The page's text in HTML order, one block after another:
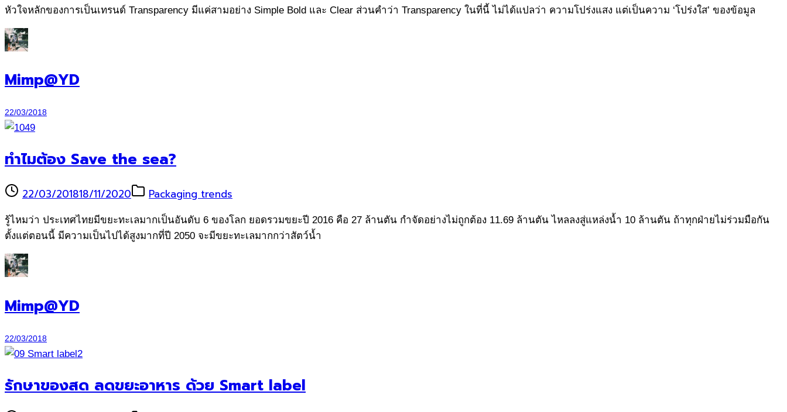
หัวใจหลักของการเป็นเทรนด์ Transparency มีแค่สามอย่าง Simple Bold และ Clear ส่วนคำว่า Transparency ในที่นี้ ไม่ได้แปลว่า ความโปร่งแสง แต่เป็นความ ‘โปร่งใส’ ของข้อมูล
Mimp@YD
22/03/2018
ทำไมต้อง Save the sea?
22/03/201818/11/2020 Packaging trends
รู้ไหมว่า ประเทศไทยมีขยะทะเลมากเป็นอันดับ 6 ของโลก ยอดรวมขยะปี 2016 คือ 27 ล้านตัน กำจัดอย่างไม่ถูกต้อง 11.69 ล้านตัน ไหลลงสู่แหล่งน้ำ 10 ล้านตัน ถ้าทุกฝ่ายไม่ร่วมมือกัน
ตั้งแต่ตอนนี้ มีความเป็นไปได้สูงมากที่ปี 2050 จะมีขยะทะเลมากกว่าสัตว์น้ำ
Mimp@YD
22/03/2018
รักษาของสด ลดขยะอาหาร ด้วย Smart label